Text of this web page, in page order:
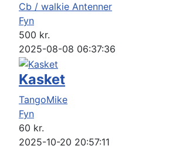
Cb / walkie Antenner
Fyn
500 kr.
2025-08-08 06:37:36
Kasket
TangoMike
Fyn
60 kr.
2025-10-20 20:57:11